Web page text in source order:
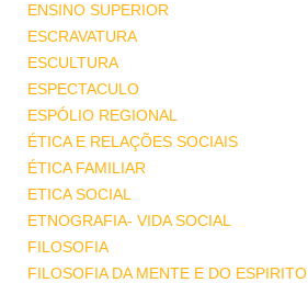
ENSINO SUPERIOR
ESCRAVATURA
ESCULTURA
ESPECTACULO
ESPÓLIO REGIONAL
ÉTICA E RELAÇÕES SOCIAIS
ÉTICA FAMILIAR
ETICA SOCIAL
ETNOGRAFIA- VIDA SOCIAL
FILOSOFIA
FILOSOFIA DA MENTE E DO ESPIRITO